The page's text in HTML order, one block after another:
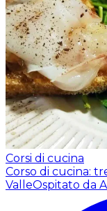
Corsi di cucina
Corso di cucina:
ValleOspitato da